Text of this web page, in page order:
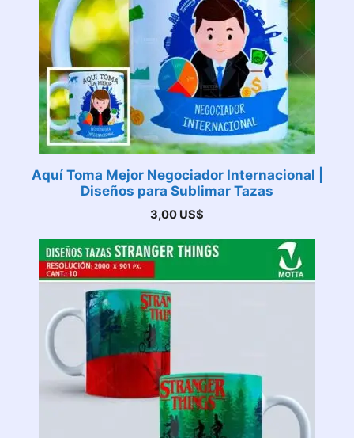
Aquí Toma Mejor Negociador Internacional |
Diseños para Sublimar Tazas
3,00 US$